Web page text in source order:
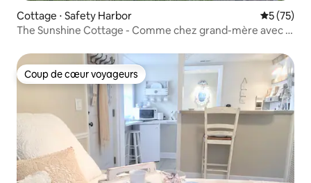
Cottage ⋅ Safety Harbor
5 (75)
The Sunshine Cottage - Comme chez grand-mère avec le
Coup de cœur voyageurs
Coup de cœur voyageurs